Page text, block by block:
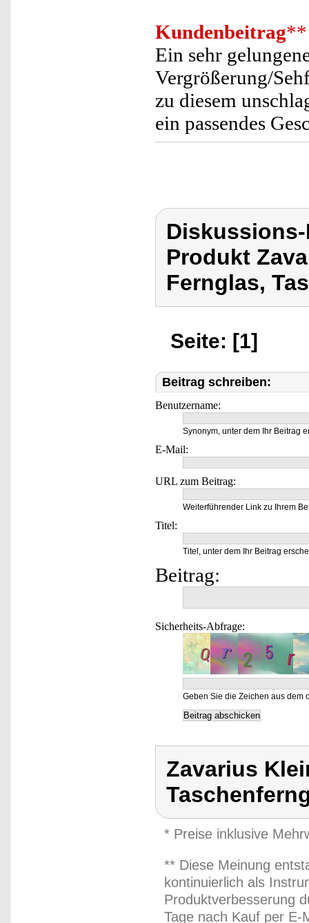
Kundenbeitrag**
Ein sehr
Vergrößerung/
zu diesem
ein passendes
Produkt
Fernglas,
Seite: [1]
Beitrag schreiben:
Benutzername:
Synonym, unter dem Ihr Beitrag
E-Mail:
URL zum Beitrag:
Weiterführender Link zu Ihrem
Titel:
Titel, unter dem Ihr Beitrag
Beitrag:
Sicherheits-Abfrage:
Geben Sie die Zeichen aus dem
Zavarius
* Preise inklusive
** Diese Meinung
kontinuierlich als
Produktverbesserung
Tage nach Kauf per E-